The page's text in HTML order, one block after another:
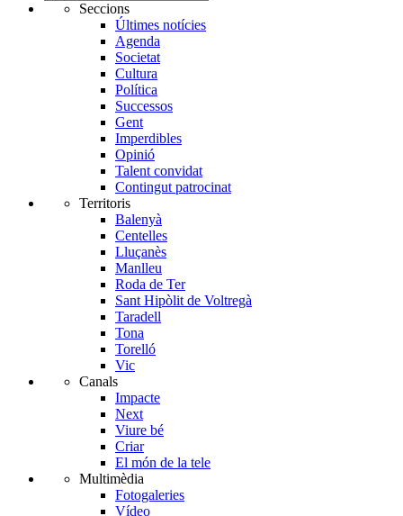
Seccions
Últimes notícies
Agenda
Societat
Cultura
Política
Successos
Gent
Imperdibles
Opinió
Talent convidat
Contingut patrocinat
Territoris
Balenyà
Centelles
Lluçanès
Manlleu
Roda de Ter
Sant Hipòlit de Voltregà
Taradell
Tona
Torelló
Vic
Canals
Impacte
Next
Viure bé
Criar
El món de la tele
Multimèdia
Fotogaleries
Vídeo